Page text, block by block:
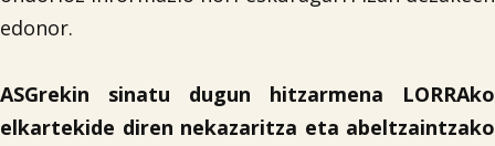
edonor.
ASGrekin sinatu dugun hitzarmena LORRAko
elkartekide diren nekazaritza eta abeltzaintzako